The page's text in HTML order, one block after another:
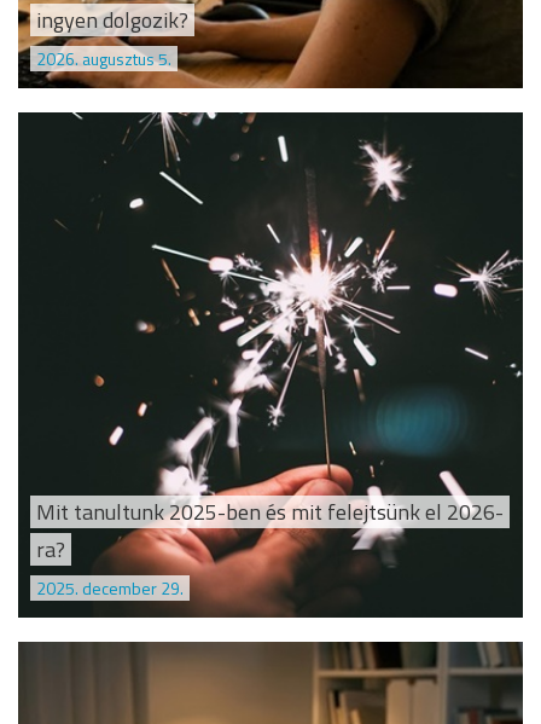
ingyen dolgozik?
2026. augusztus 5.
Mit tanultunk 2025-ben és mit felejtsünk el 2026-
ra?
2025. december 29.